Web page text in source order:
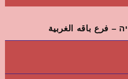
فرع باقه الغربية